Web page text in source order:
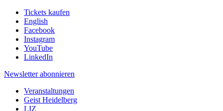
Tickets kaufen
English
Facebook
Instagram
YouTube
LinkedIn
Newsletter abonnieren
Veranstaltungen
Geist Heidelberg
LIZ